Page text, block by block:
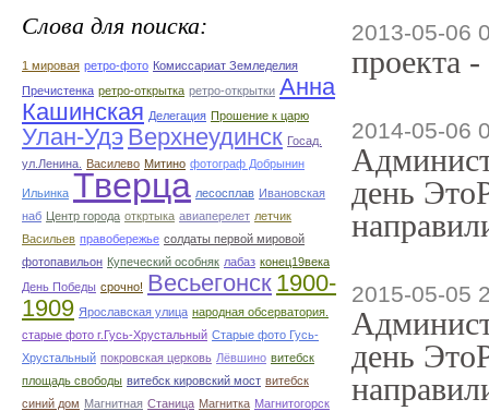
Слова для поиска:
1 мировая ретро-фото Комиссариат Земледелия
Пречистенка ретро-открытка ретро-открытки Анна
Кашинская Делегация Прошение к царю
Улан-Удэ Верхнеудинск Госад.
ул.Ленина.
Василево Митино фотограф Добрынин
Ильинка Тверца лесосплав Ивановская
наб Центр города откртыка авиаперелет летчик
Васильев правобережье солдаты первой мировой
фотопавильон Купеческий особняк лабаз конец19века
День Победы срочно! Весьегонск 1900-
1909 Ярославская улица народная обсерватория.
старые фото г.Гусь-Хрустальный Старые фото Гусь-
Хрустальный покровская церковь Лёвшино витебск
площадь свободы витебск кировский мост витебск
синий дом Магнитная Станица Магнитка Магнитогорск
2013-05-06
проекта
2014-05-06
день
2015-05-05
день